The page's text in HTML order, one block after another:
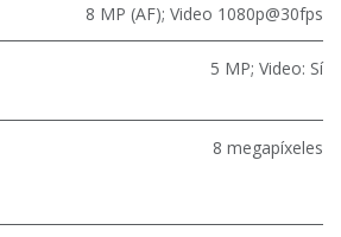
8 MP (AF); Video 1080p@30fps
5 MP; Video: Sí
8 megapíxeles